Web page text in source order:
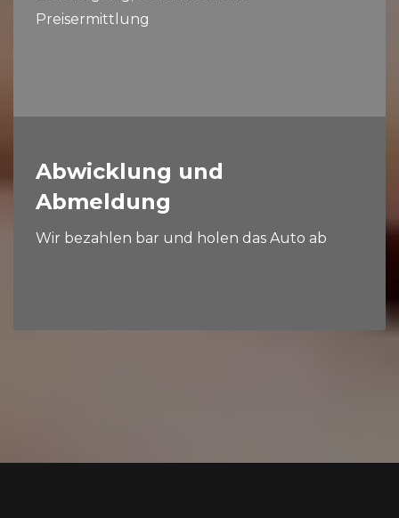
Preisermittlung
Abwicklung und
Abmeldung
Wir bezahlen bar und holen das Auto ab